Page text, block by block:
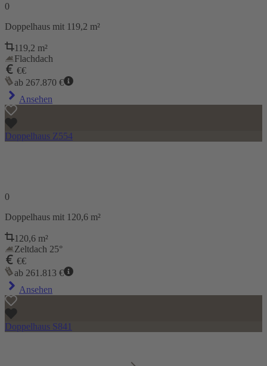
0
Doppelhaus mit 119,2 m²
119,2 m²
Flachdach
€€
ab 267.870 €
Ansehen
Doppelhaus Z554
0
Doppelhaus mit 120,6 m²
120,6 m²
Zeltdach 25°
€€
ab 261.813 €
Ansehen
Doppelhaus S841